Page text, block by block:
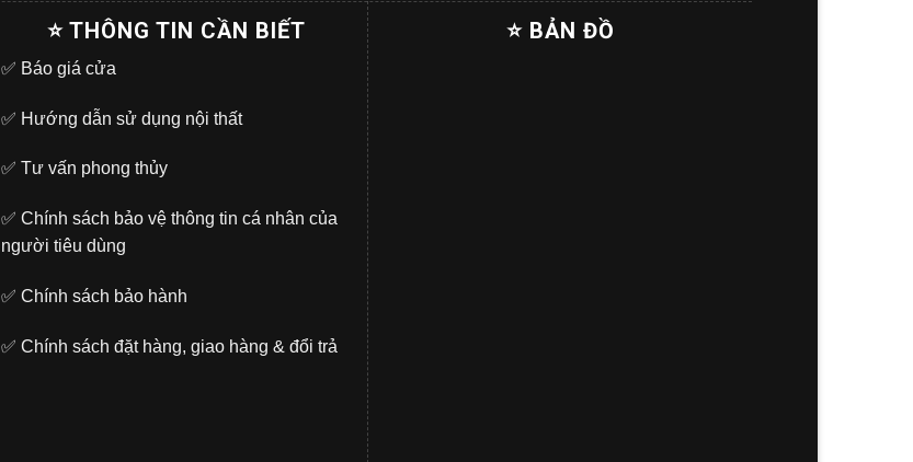
⭐ THÔNG TIN CẦN BIẾT
✅ Báo giá cửa
✅ Hướng dẫn sử dụng nội thất
✅ Tư vấn phong thủy
✅ Chính sách bảo vệ thông tin cá nhân của
người tiêu dùng
✅ Chính sách bảo hành
✅ Chính sách đặt hàng, giao hàng & đổi trả
⭐ BẢN ĐỒ